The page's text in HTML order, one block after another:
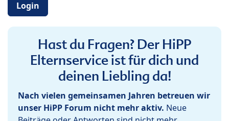
Login
Hast du Fragen? Der HiPP
Elternservice ist für dich und
deinen Liebling da!
Nach vielen gemeinsamen Jahren betreuen wir
unser HiPP Forum nicht mehr aktiv. Neue